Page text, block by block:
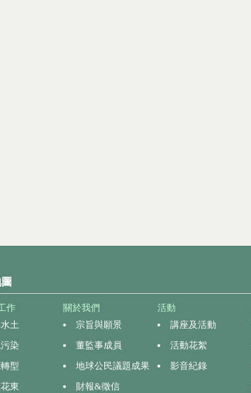
作
土
染
型
東
關於我們
宗旨與願景
董監事成員
地球公民議題成果
財報&徵信
活動
講座及活動
活動花絮
影音紀錄